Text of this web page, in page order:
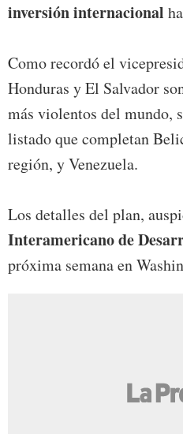
inversión internacional
Como recordó el
Honduras y El Salvador
más violentos del mundo,
listado que completan
región, y Venezuela.
Los detalles del plan,
Interamericano de
próxima semana en